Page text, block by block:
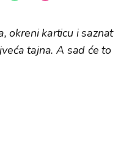
okreni karticu i saznat
tajna. A sad će to